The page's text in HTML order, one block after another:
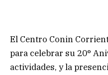
El Centro Conin
para celebrar su 20°
actividades, y la